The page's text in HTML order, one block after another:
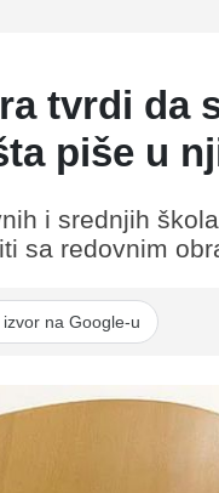
tvrdi da
piše u
i srednjih
sa redovnim
na Google-u